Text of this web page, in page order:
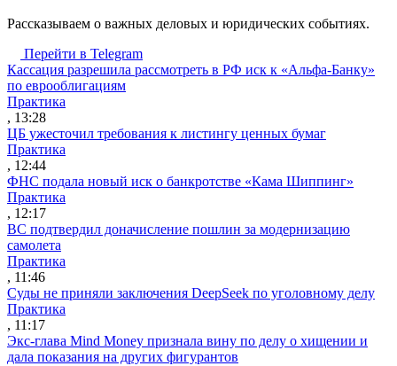
Рассказываем о важных деловых и юридических событиях.
Перейти в Telegram
Кассация разрешила рассмотреть в РФ иск к «Альфа-Банку»
по еврооблигациям
Практика
, 13:28
ЦБ ужесточил требования к листингу ценных бумаг
Практика
, 12:44
ФНС подала новый иск о банкротстве «Кама Шиппинг»
Практика
, 12:17
ВС подтвердил доначисление пошлин за модернизацию
самолета
Практика
, 11:46
Суды не приняли заключения DeepSeek по уголовному делу
Практика
, 11:17
Экс-глава Mind Money признала вину по делу о хищении и
дала показания на других фигурантов